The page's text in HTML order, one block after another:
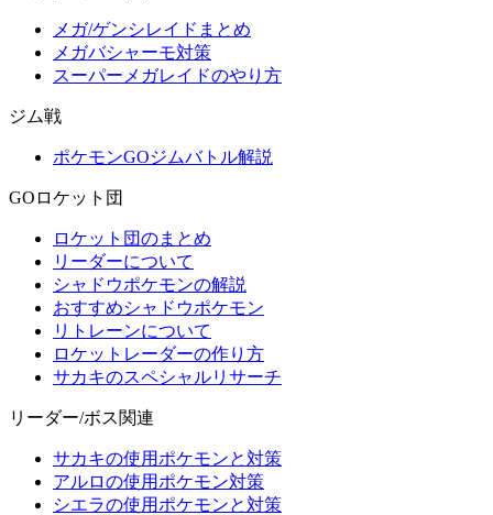
メガ/ゲンシレイドまとめ
メガバシャーモ対策
スーパーメガレイドのやり方
ジム戦
ポケモンGOジムバトル解説
GOロケット団
ロケット団のまとめ
リーダーについて
シャドウポケモンの解説
おすすめシャドウポケモン
リトレーンについて
ロケットレーダーの作り方
サカキのスペシャルリサーチ
リーダー/ボス関連
サカキの使用ポケモンと対策
アルロの使用ポケモン対策
シエラの使用ポケモンと対策